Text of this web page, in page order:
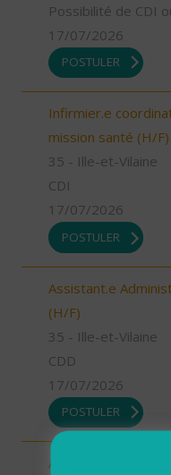
Possibilité de CDI
17/07/2026
POSTULER
Infirmier.e
mission santé (H/F)
35 - Ille-et-Vilaine
CDI
17/07/2026
POSTULER
Assistant.e
(H/F)
35 - Ille-et-Vilaine
CDD
17/07/2026
POSTULER
Assistant.e